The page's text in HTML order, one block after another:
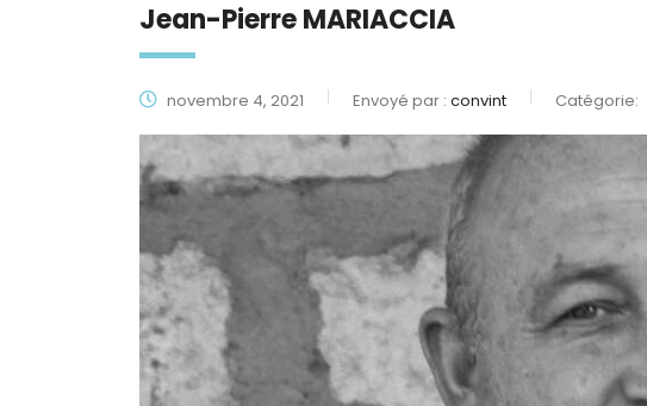
Jean-Pierre MARIACCIA
novembre 4, 2021 Envoyé par : convint Catégorie: